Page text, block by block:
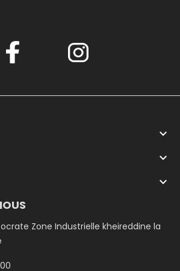



Zone Industrielle kheireddine la